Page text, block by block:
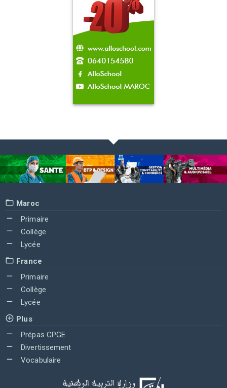
Maroc
Primaire
Collège
Lycée
France
Primaire
Collège
Lycée
Plus
Prépas CPGE
Divertissement
Vocabulaire